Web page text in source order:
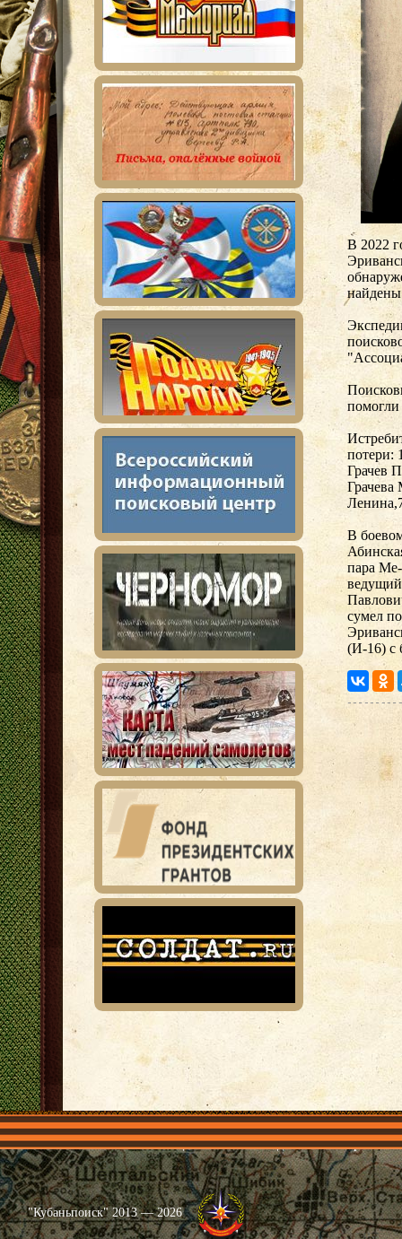
В 2022
найдены
помогли
потери:
Грачев
Грачева
В
пара
сумел
(И-16) с
Главная Имена Общественные объединения Проекты
"Кубаньпоиск" 2013 — 2026